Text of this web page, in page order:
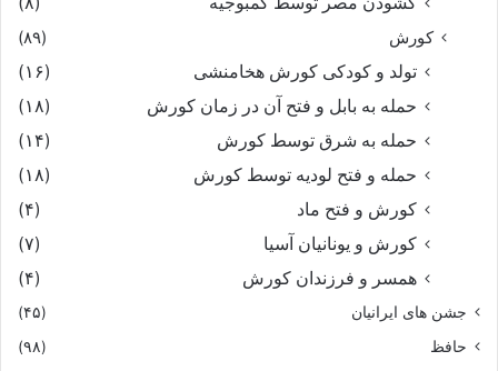
کورش
(۸۹)
تولد و کودکی کورش هخامنشی
(۱۶)
حمله به بابل و فتح آن در زمان کورش
(۱۸)
حمله به شرق توسط کورش
(۱۴)
حمله و فتح لودیه توسط کورش
(۱۸)
کورش و فتح ماد
(۴)
کورش و یونانیان آسیا
(۷)
همسر و فرزندان کورش
(۴)
جشن های ایرانیان
(۴۵)
حافظ
(۹۸)